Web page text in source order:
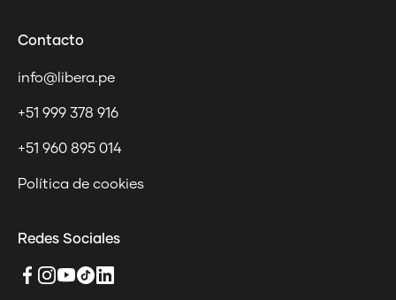
Contacto
info@libera.pe
+51 999 378 916
+51 960 895 014
Política de cookies
Redes Sociales